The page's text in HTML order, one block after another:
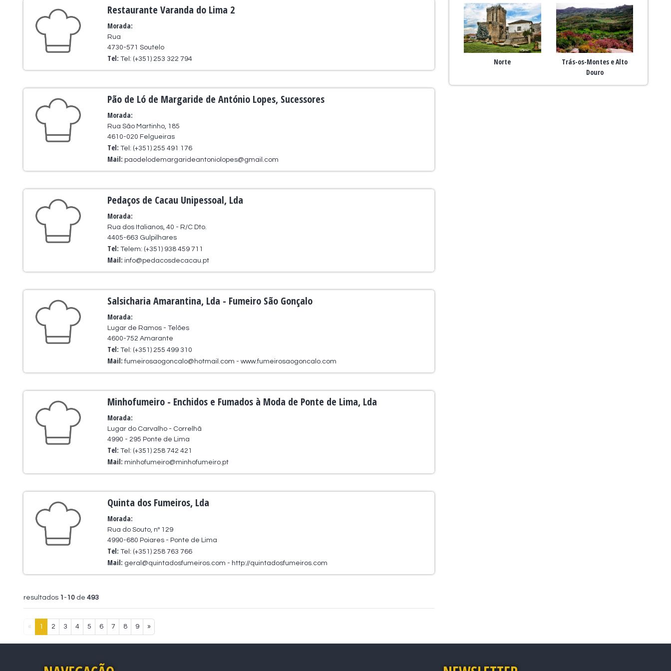
Restaurante Varanda do Lima 2
Morada:
Rua
4730-571 Soutelo
Tel: Tel: (+351) 253 322 794
Pão de Ló de Margaride de António Lopes, Sucessores
Morada:
Rua São Martinho, 185
4610-020 Felgueiras
Tel: Tel: (+351) 255 491 176
Mail: paodelodemargarideantoniolopes@gmail.com
Pedaços de Cacau Unipessoal, Lda
Morada:
Rua dos Italianos, 40 - R/C Dto.
4405-663 Gulpilhares
Tel: Telem: (+351) 938 459 711
Mail: info@pedacosdecacau.pt
Salsicharia Amarantina, Lda - Fumeiro São Gonçalo
Morada:
Lugar de Ramos - Telões
4600-752 Amarante
Tel: Tel: (+351) 255 499 310
Mail:fumeirosaogoncalo@hotmail.com - www.fumeirosaogoncalo.com
Minhofumeiro - Enchidos e Fumados à Moda de Ponte de Lima, Lda
Morada:
Lugar do Carvalho - Correlhã
4990 - 295 Ponte de Lima
Tel: Tel: (+351) 258 742 421
Mail: minhofumeiro@minhofumeiro.pt
Quinta dos Fumeiros, Lda
Morada:
Rua do Souto, nº 129
4990-680 Poiares - Ponte de Lima
Tel: Tel: (+351) 258 763 766
Mail: geral@quintadosfumeiros.com - http://quintadosfumeiros.com
resultados 1 - 10 de 493
« 1 2 3 4 5 6 7 8 9 »
Norte
Trás-os-Montes e Alto
Douro